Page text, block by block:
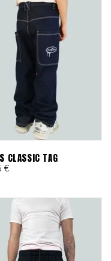
CLASSIC TAG
€